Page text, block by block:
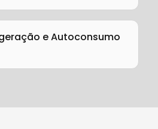
e Autoconsumo